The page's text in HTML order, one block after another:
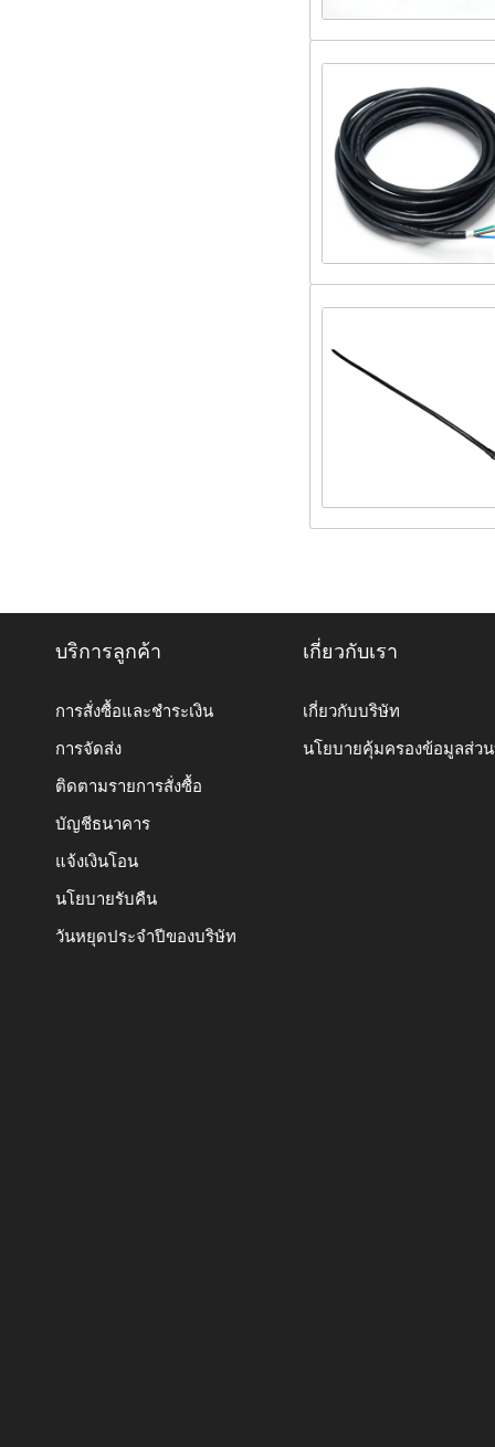
บริการลูกค้า
การสั่งซื้อและชำระเงิน
การจัดส่ง
ติดตามรายการสั่งซื้อ
บัญชีธนาคาร
แจ้งเงินโอน
นโยบายรับคืน
วันหยุดประจำปีของบริษัท
เกี่ยวกับเรา
เกี่ยวกับบริษัท
นโยบายคุ้มครองข้อมูลส่ว